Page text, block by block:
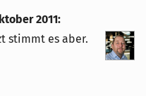
2011:
stimmt es aber.